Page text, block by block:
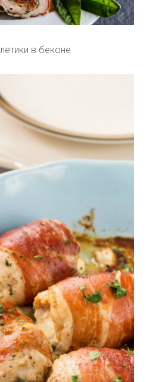
в беконе